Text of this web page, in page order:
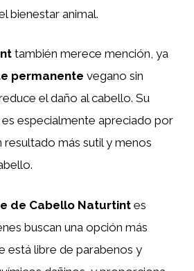
bienestar animal.
también merece mención, ya
permanente vegano sin
el daño al cabello. Su
especialmente apreciado por
resultado más sutil y menos
de Cabello Naturtint es
buscan una opción más
está libre de parabenos y